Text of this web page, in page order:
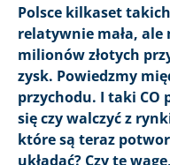
Polsce kilkaset
relatywnie mała,
milionów złotych
zysk. Powiedzmy
przychodu. I taki CO
się czy walczyć z
które są teraz
układać? Czy tę